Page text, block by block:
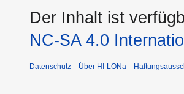
Der Inhalt ist
NC-SA 4.0
Datenschutz Über HI-LONa